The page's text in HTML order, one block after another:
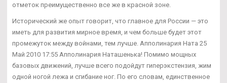
отметок преимущественно все же в красной зоне.
Исторический же опыт говорит, что главное для России — это
иметь для развития мирное время, и чем больше будет этот
промежуток между войнами, тем лучше. Апполинария Ната 25
Май 2010 17:55 Апполинария Наташенька! Помимо мощных
базовых движений, лучше всего подойдут гиперэкстензия, жим
одной ногой лежа и сгибание ног. По его словам, единственное